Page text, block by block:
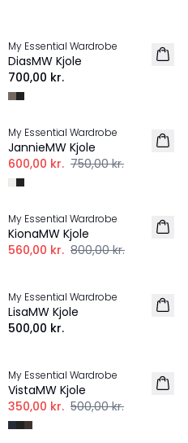
HØR
My Essential Wardrobe
DiasMW Kjole
700,00 kr.
HØR
-20%
My Essential Wardrobe
JannieMW Kjole
600,00 kr. 750,00 kr.
-30%
My Essential Wardrobe
KionaMW Kjole
560,00 kr. 800,00 kr.
My Essential Wardrobe
LisaMW Kjole
500,00 kr.
My Essential Wardrobe
VistaMW Kjole
350,00 kr. 500,00 kr.
-50%